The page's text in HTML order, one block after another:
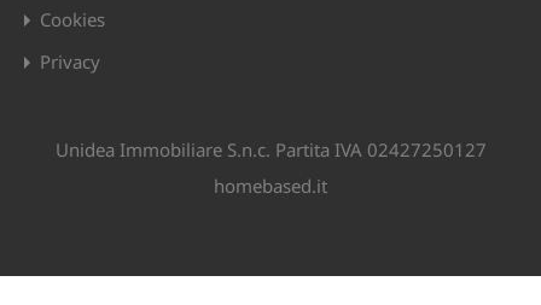
Cookies
Privacy
Unidea Immobiliare S.n.c. Partita IVA 02427250127
homebased.it